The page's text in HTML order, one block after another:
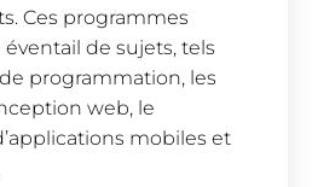
Ces programmes
de sujets, tels
programmation, les
web, le
mobiles et